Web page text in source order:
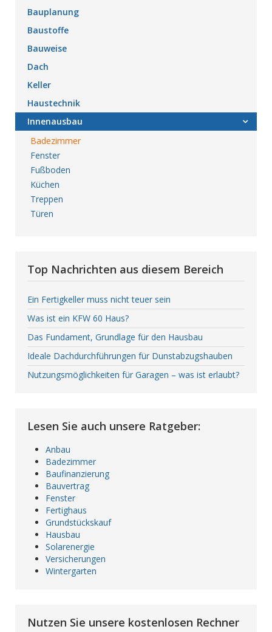
Bauplanung
Baustoffe
Bauweise
Dach
Keller
Haustechnik
Innenausbau
Badezimmer
Fenster
Fußboden
Küchen
Treppen
Türen
Top Nachrichten aus diesem Bereich
Ein Fertigkeller muss nicht teuer sein
Was ist ein KFW 60 Haus?
Das Fundament, Grundlage für den Hausbau
Ideale Dachdurchführungen für Dunstabzugshauben
Nutzungsmöglichkeiten für Garagen – was ist erlaubt?
Lesen Sie auch unsere Ratgeber:
Anbau
Badezimmer
Baufinanzierung
Bauvertrag
Fenster
Fertighaus
Grundstückskauf
Hausbau
Solarenergie
Versicherungen
Wintergarten
Nutzen Sie unsere kostenlosen Rechner